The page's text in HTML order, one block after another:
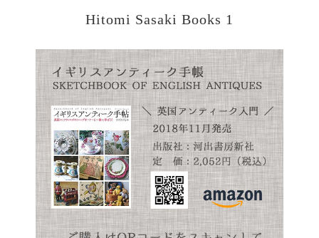
Hitomi Sasaki Books 1